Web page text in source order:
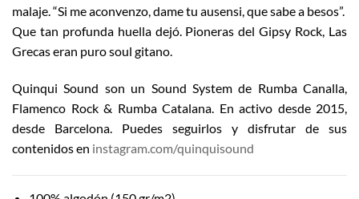
malaje. “Si me aconvenzo, dame tu ausensi, que sabe a besos”.
Que tan profunda huella dejó. Pioneras del Gipsy Rock, Las
Grecas eran puro soul gitano.
Quinqui Sound son un Sound System de Rumba Canalla,
Flamenco Rock & Rumba Catalana. En activo desde 2015,
desde Barcelona. Puedes seguirlos y disfrutar de sus
contenidos en instagram.com/quinquisound